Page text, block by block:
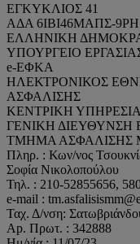
ΕΓΚΥΚΛΙΟΣ 41
ΑΔΑ 6ΙΒΙ46ΜΑΠΣ-9ΡΗ
ΕΛΛΗΝΙΚΗ
ΥΠΟΥΡΓΕΙΟ
e-ΕΦΚΑ
ΗΛΕΚΤΡΟΝΙΚΟΣ
ΑΣΦΑΛΙΣΗΣ
ΚΕΝΤΡΙΚΗ ΥΠΗΡΕΣΙΑ
ΓΕΝΙΚΗ ΔΙΕΥΘΥΝΣΗ
ΤΜΗΜΑ ΑΣΦΑΛΙΣΗΣ
Πληρ. : Κων/νος
Σοφία Νικολοπούλου
Τηλ. : 210-52855656,
e-mail :
Ταχ. Δ/νση:
Ap. Πρωτ. : 342888